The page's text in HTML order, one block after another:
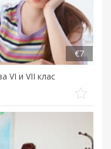
VI и VII клас
€7